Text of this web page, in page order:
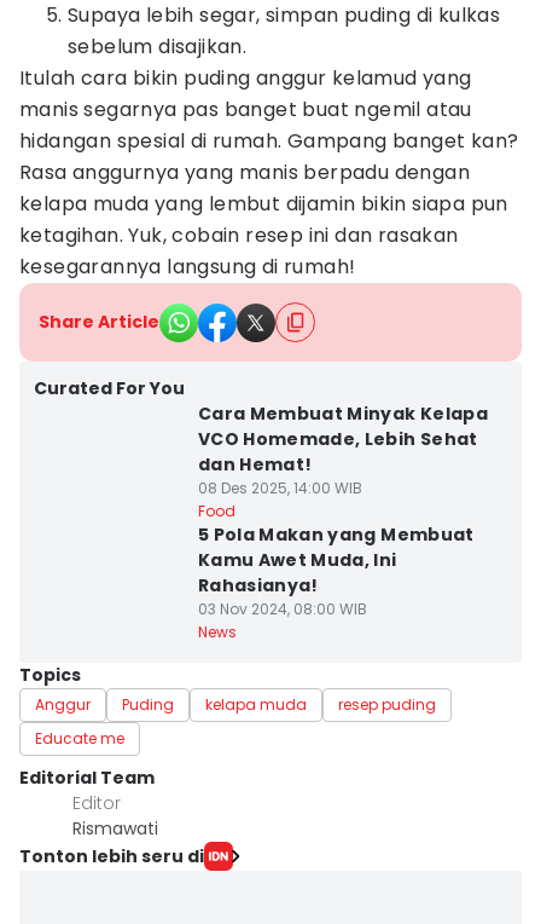
Supaya lebih segar, simpan puding di kulkas
sebelum disajikan.
Itulah cara bikin puding anggur kelamud yang
manis segarnya pas banget buat ngemil atau
hidangan spesial di rumah. Gampang banget kan?
Rasa anggurnya yang manis berpadu dengan
kelapa muda yang lembut dijamin bikin siapa pun
ketagihan. Yuk, cobain resep ini dan rasakan
kesegarannya langsung di rumah!
Share Article
Curated For You
Cara Membuat Minyak Kelapa
VCO Homemade, Lebih Sehat
dan Hemat!
08 Des 2025, 14:00 WIB
Food
5 Pola Makan yang Membuat
Kamu Awet Muda, Ini
Rahasianya!
03 Nov 2024, 08:00 WIB
News
Topics
Anggur Puding kelapa muda
resep puding
Educate me
Editorial Team
Editor
Rismawati
Tonton lebih seru di